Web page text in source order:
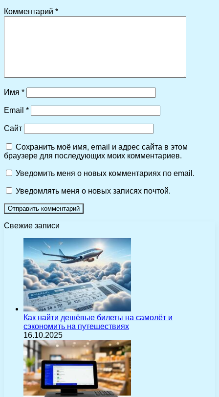
Комментарий *
Имя *
Email *
Сайт
Сохранить моё имя, email и адрес сайта в этом
браузере для последующих моих комментариев.
Уведомить меня о новых комментариях по email.
Уведомлять меня о новых записях почтой.
Свежие записи
Как найти дешёвые билеты на самолёт и
сэкономить на путешествиях
16.10.2025